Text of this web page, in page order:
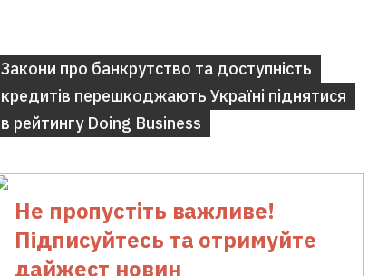
Закони про банкрутство та доступність
кредитів перешкоджають Україні піднятися
в рейтингу Doing Business
Не пропустіть важливе!
Підписуйтесь та отримуйте
дайжест новин